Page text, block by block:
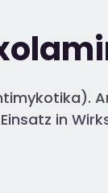
in